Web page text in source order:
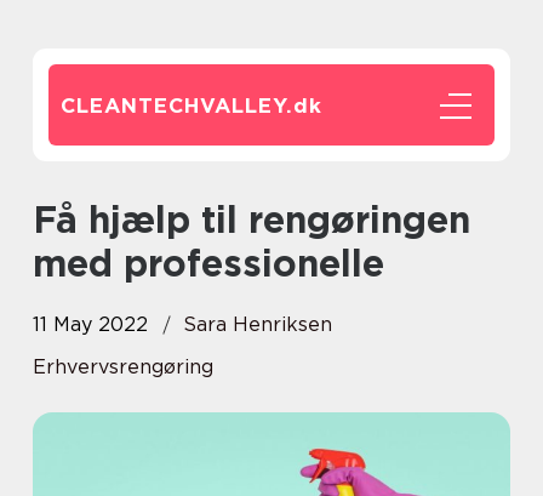
CLEANTECHVALLEY.dk
Få hjælp til rengøringen
med professionelle
11 May 2022
Sara Henriksen
Erhvervsrengøring